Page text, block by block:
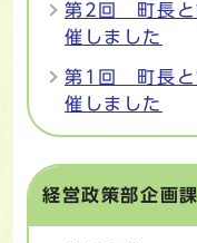
第2回 町長と
催しました
第1回 町長と
催しました
経営政策部企画課